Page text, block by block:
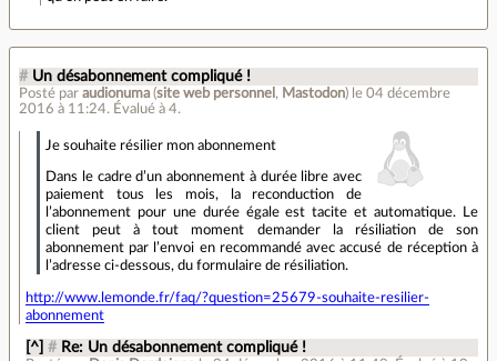
# Un désabonnement compliqué !
Posté par audionuma (site web personnel , Mastodon) le 04 décembre
2016 à 11:24. Évalué à 4.
Je souhaite résilier mon abonnement
Dans le cadre d’un abonnement à durée libre avec
paiement tous les mois, la reconduction de
l’abonnement pour une durée égale est tacite et automatique. Le
client peut à tout moment demander la résiliation de son
abonnement par l’envoi en recommandé avec accusé de réception à
l’adresse ci-dessous, du formulaire de résiliation.
http://www.lemonde.fr/faq/?question=25679-souhaite-resilier-
abonnement
[^] # Re: Un désabonnement compliqué !